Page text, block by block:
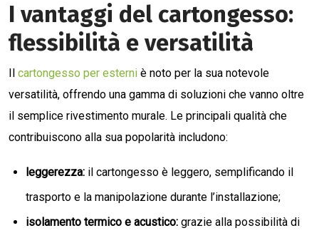
I vantaggi del cartongesso:
flessibilità e versatilità
Il cartongesso per esterni è noto per la sua notevole
versatilità, offrendo una gamma di soluzioni che vanno oltre
il semplice rivestimento murale. Le principali qualità che
contribuiscono alla sua popolarità includono:
leggerezza: il cartongesso è leggero, semplificando il
trasporto e la manipolazione durante l’installazione;
isolamento termico e acustico:grazie alla possibilità di